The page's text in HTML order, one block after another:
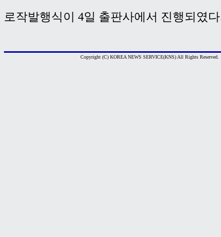
로작발행식이 4일 출판사에서 진행되였
Copyright (C) KOREA NEWS SERVICE(KNS) All Rights Reserved.